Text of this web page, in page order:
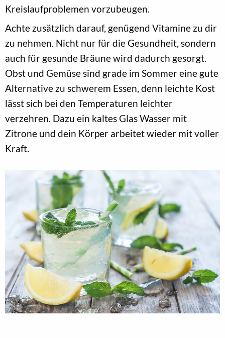
Kreislaufproblemen vorzubeugen.
Achte zusätzlich darauf, genügend Vitamine zu dir
zu nehmen. Nicht nur für die Gesundheit, sondern
auch für gesunde Bräune wird dadurch gesorgt.
Obst und Gemüse sind grade im Sommer eine gute
Alternative zu schwerem Essen, denn leichte Kost
lässt sich bei den Temperaturen leichter
verzehren. Dazu ein kaltes Glas Wasser mit
Zitrone und dein Körper arbeitet wieder mit voller
Kraft.